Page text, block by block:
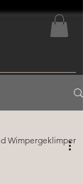
Wimpergeklimper